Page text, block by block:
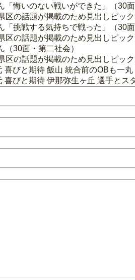
悔いのない戦いができた」（30面
の話題が掲載のため見出しピッ
挑戦する気持ちで戦った」（30面
の話題が掲載のため見出しピッ
30面・第二社会）
の話題が掲載のため見出しピッ
びと期待 飯山 統合前のOBも一丸
びと期待 伊那弥生ヶ丘 選手とス